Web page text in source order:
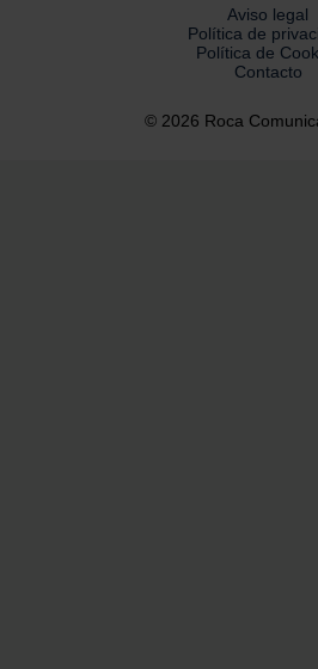
Aviso legal
Política de
Política de
Contacto
© 2026 Roca